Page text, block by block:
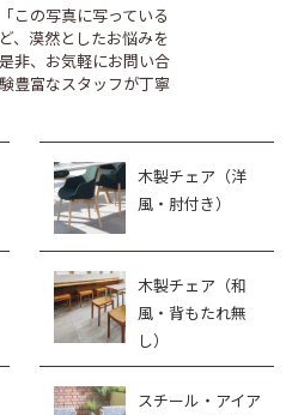
この写真に写っている
、漠然としたお悩みを
非、お気軽にお問い合
豊富なスタッフが丁寧
木製チェア（洋
風・肘付き）
木製チェア（和
風・背もたれ無
し）
スチール・アイア